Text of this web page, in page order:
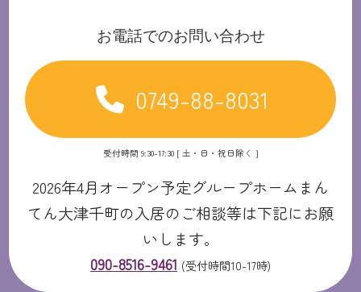
お電話でのお問い合わせ
0749-88-8031
受付時間 9:30-17:30 [ 土・日・祝日除く ]
2026年4月オープン予定グループホームまん
てん大津千町の入居のご相談等は下記にお願
いします。
090-8516-9461 (受付時間10-17時)